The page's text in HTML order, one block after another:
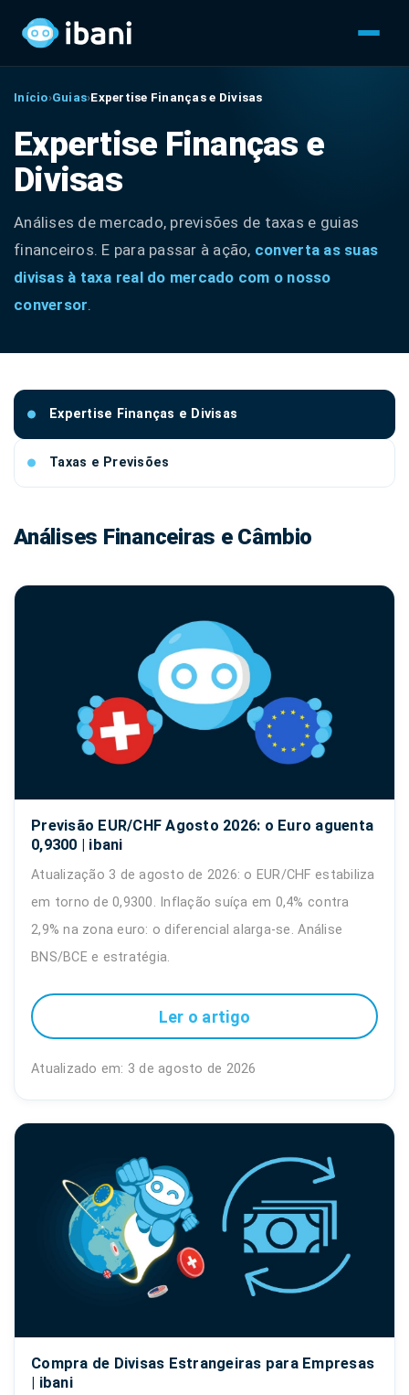
Início›Guias›Expertise Finanças e Divisas
Expertise Finanças e
Divisas
Análises de mercado, previsões de taxas e guias
financeiros. E para passar à ação, converta as suas
divisas à taxa real do mercado com o nosso
conversor.
Expertise Finanças e Divisas
Taxas e Previsões
Análises Financeiras e Câmbio
Previsão EUR/CHF Agosto 2026: o Euro aguenta
0,9300 | ibani
Atualização 3 de agosto de 2026: o EUR/CHF estabiliza
em torno de 0,9300. Inflação suíça em 0,4% contra
2,9% na zona euro: o diferencial alarga-se. Análise
BNS/BCE e estratégia.
Ler o artigo
Atualizado em: 3 de agosto de 2026
Compra de Divisas Estrangeiras para Empresas
| ibani